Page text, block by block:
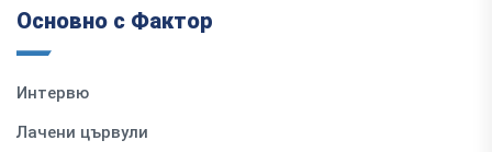
Основно с Фактор
Интервю
Лачени цървули